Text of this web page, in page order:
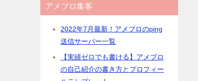
アメブロ集客
2022年7月最新！アメブロのping
送信サーバー一覧
【実績ゼロでも書ける】アメブロ
の自己紹介の書き方とプロフィー